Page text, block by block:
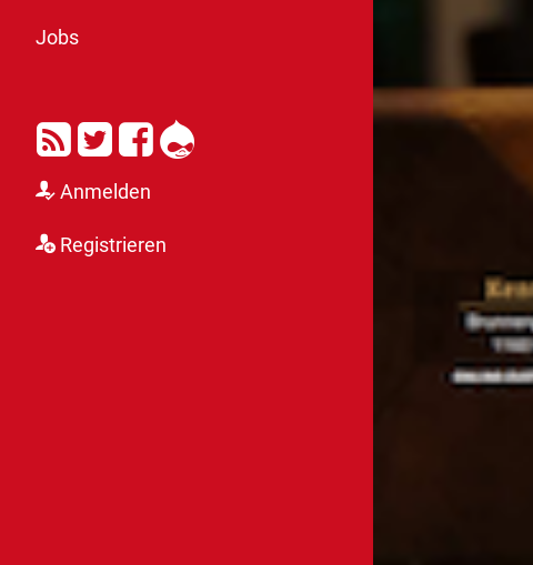
Jobs
RSSTwitter
Facebook
Drupal
Anmelden
Registrieren